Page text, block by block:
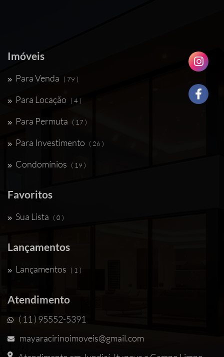
Imóveis
Para Venda ( 79 )
Para Locação ( 4 )
Para Permuta ( 17 )
Para Investimento ( 26 )
Condomínios ( 19 )
Favoritos
Sua Lista ( 0 )
Lançamentos
Lançamentos ( 1 )
Atendimento
( 11 ) 95552-5391
mayaracirinoimoveis@gmail.com